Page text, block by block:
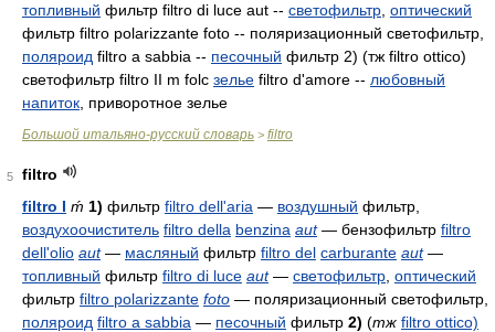
топливный фильтр filtro di luce aut -- светофильтр оптический
фильтр filtro polarizzante foto -- поляризационный светофильтр,
поляроид filtro a sabbia -- песочный фильтр 2) (тж filtro ottico)
светофильтр filtro II m folc зелье filtro d'amore -- любовный
напиток , приворотное зелье
Большой итальяно-русский словарь > filtro
5
filtro
filtro I ḿ 1) фильтр filtro dell'aria — воздушный фильтр,
воздухоочиститель filtro della benzina aut — бензофильтр filtro
dell'olio aut — масляный фильтр filtro del carburante aut —
топливный фильтр filtro di luce aut — светофильтр оптический
фильтр filtro polarizzante foto — поляризационный светофильтр,
поляроид filtro a sabbia — песочный фильтр 2) (тж filtro ottico)